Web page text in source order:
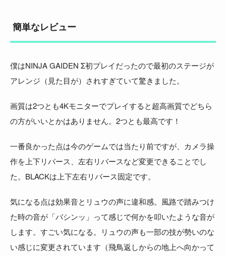
簡単なレビュー
僕はNINJA GAIDEN Σ初プレイだったので最初のステージが
アレンジ（見た目が）されすぎていて驚きました。
画質は2つとも4Kモニターでプレイすると超高画質でどちら
の方がいいとかはありません。2つとも最高です！
一番良かった点は今のゲームでは当たり前ですが、カメラ操
作を上下リバース、左右リバースなど変更できることでし
た。BLACKは上下左右リバース固定です。
気になる点は効果音とリュウの声に違和感。風路で踏みつけ
た時の音が「バシンッ」って感じで何かを叩いたような音が
します。すごい気になる。リュウの声も一部の技が勢いのな
い感じに変更されています（飛鳥返しからの地上へ向かって